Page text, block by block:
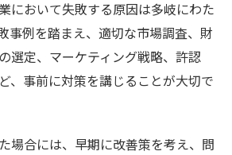
において失敗する原因は多岐にわた
事例を踏まえ、適切な市場調査、財
選定、マーケティング戦略、許認
、事前に対策を講じることが大切で
場合には、早期に改善策を考え、問